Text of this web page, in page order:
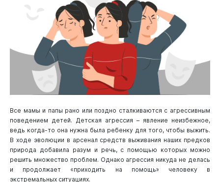
Все мамы и папы рано или поздно сталкиваются с агрессивным
поведением детей. Детская агрессия – явление неизбежное,
ведь когда-то она нужна была ребенку для того, чтобы выжить.
В ходе эволюции в арсенал средств выживания наших предков
природа добавила разум и речь, с помощью которых можно
решить множество проблем. Однако агрессия никуда не делась
и продолжает «приходить на помощь» человеку в
экстремальных ситуациях.